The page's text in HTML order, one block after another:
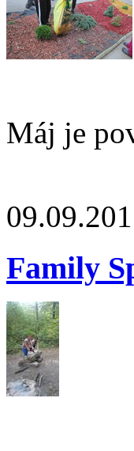
Máj je
Family